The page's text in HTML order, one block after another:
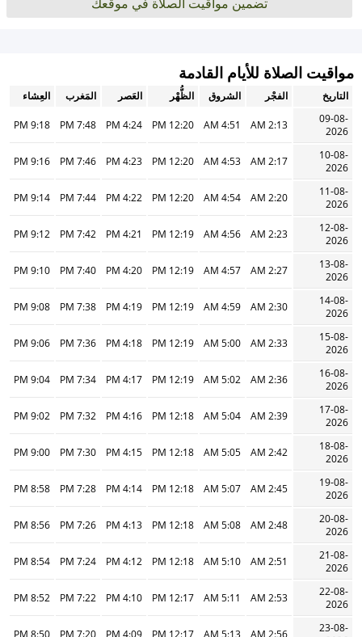
مواقيت الصلاة للأيام القادمة
التاريخ الفجْر الشروق الظُّهْر العَصر المَغرب
العِشاء
09-08-
2026
2:13 AM
4:51 AM
12:20 PM
4:24 PM
7:48 PM
9:18 PM
10-08-
2026
2:17 AM
4:53 AM
12:20 PM
4:23 PM
7:46 PM
9:16 PM
11-08-
2026
2:20 AM
4:54 AM
12:20 PM
4:22 PM
7:44 PM
9:14 PM
12-08-
2026
2:23 AM
4:56 AM
12:19 PM
4:21 PM
7:42 PM
9:12 PM
13-08-
2026
2:27 AM
4:57 AM
12:19 PM
4:20 PM
7:40 PM
9:10 PM
14-08-
2026
2:30 AM
4:59 AM
12:19 PM
4:19 PM
7:38 PM
9:08 PM
15-08-
2026
2:33 AM
5:00 AM
12:19 PM
4:18 PM
7:36 PM
9:06 PM
16-08-
2026
2:36 AM
5:02 AM
12:19 PM
4:17 PM
7:34 PM
9:04 PM
17-08-
2026
2:39 AM
5:04 AM
12:18 PM
4:16 PM
7:32 PM
9:02 PM
18-08-
2026
2:42 AM
5:05 AM
12:18 PM
4:15 PM
7:30 PM
9:00 PM
19-08-
2026
2:45 AM
5:07 AM
12:18 PM
4:14 PM
7:28 PM
8:58 PM
20-08-
2026
2:48 AM
5:08 AM
12:18 PM
4:13 PM
7:26 PM
8:56 PM
21-08-
2026
2:51 AM
5:10 AM
12:18 PM
4:12 PM
7:24 PM
8:54 PM
22-08-
2026
2:53 AM
5:11 AM
12:17 PM
4:10 PM
7:22 PM
8:52 PM
23-08-
2:56 AM
5:13 AM
12:17 PM
4:09 PM
7:20 PM
8:50 PM